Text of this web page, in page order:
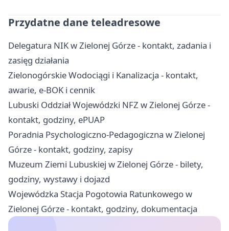
Przydatne dane teleadresowe
Delegatura NIK w Zielonej Górze - kontakt, zadania i
zasięg działania
Zielonogórskie Wodociągi i Kanalizacja - kontakt,
awarie, e-BOK i cennik
Lubuski Oddział Wojewódzki NFZ w Zielonej Górze -
kontakt, godziny, ePUAP
Poradnia Psychologiczno-Pedagogiczna w Zielonej
Górze - kontakt, godziny, zapisy
Muzeum Ziemi Lubuskiej w Zielonej Górze - bilety,
godziny, wystawy i dojazd
Wojewódzka Stacja Pogotowia Ratunkowego w
Zielonej Górze - kontakt, godziny, dokumentacja